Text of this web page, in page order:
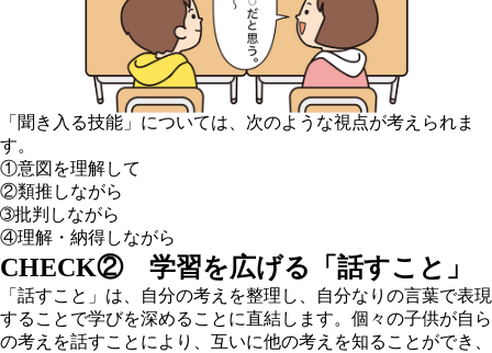
「 聞き入る技能 」については、次のような視点が考えられま
す。
①意図を理解して
②類推しながら
➂批判しながら
④理解・納得しながら
CHECK② 学習を広げる「話すこと」
「話すこと」は、自分の考えを整理し、自分なりの言葉で表現
することで学びを深めることに直結します。個々の子供が自ら
の考えを話すことにより、互いに他の考えを知ることができ、